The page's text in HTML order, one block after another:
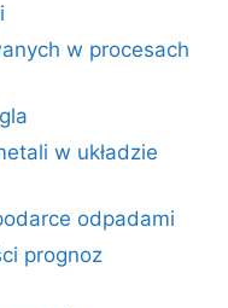
w procesach
w układzie
odpadami
prognoz